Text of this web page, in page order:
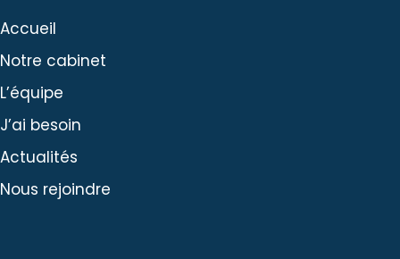
Accueil
Notre cabinet
L’équipe
J’ai besoin
Actualités
Nous rejoindre